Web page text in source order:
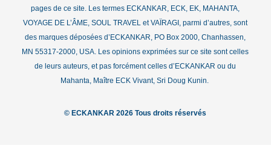
pages de ce site. Les termes ECKANKAR, ECK, EK, MAHANTA,
VOYAGE DE L’ÂME, SOUL TRAVEL et VAÏRAGI, parmi d’autres, sont
des marques déposées d’ECKANKAR, PO Box 2000, Chanhassen,
MN 55317-2000, USA. Les opinions exprimées sur ce site sont celles
de leurs auteurs, et pas forcément celles d’ECKANKAR ou du
Mahanta, Maître ECK Vivant, Sri Doug Kunin.
© ECKANKAR 2026 Tous droits réservés